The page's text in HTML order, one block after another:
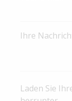
Ihre
Laden Sie